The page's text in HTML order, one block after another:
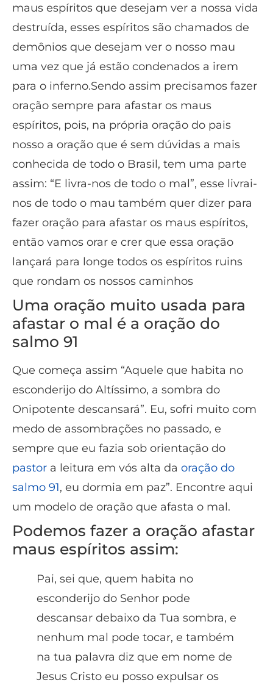
maus espíritos que desejam ver a nossa vida
destruída, esses espíritos são chamados de
demônios que desejam ver o nosso mau
uma vez que já estão condenados a irem
para o inferno.Sendo assim precisamos fazer
oração sempre para afastar os maus
espíritos, pois, na própria oração do pais
nosso a oração que é sem dúvidas a mais
conhecida de todo o Brasil, tem uma parte
assim: “E livra-nos de todo o mal”, esse livrai-
nos de todo o mau também quer dizer para
fazer oração para afastar os maus espíritos,
então vamos orar e crer que essa oração
lançará para longe todos os espíritos ruins
que rondam os nossos caminhos
Uma oração muito usada para
afastar o mal é a oração do
salmo 91
Que começa assim “Aquele que habita no
esconderijo do Altíssimo, a sombra do
Onipotente descansará”. Eu, sofri muito com
medo de assombrações no passado, e
sempre que eu fazia sob orientação do
pastor a leitura em vós alta da oração do
salmo 91, eu dormia em paz”. Encontre aqui
um modelo de oração que afasta o mal.
Podemos fazer a oração afastar
maus espíritos assim:
Pai, sei que, quem habita no
esconderijo do Senhor pode
descansar debaixo da Tua sombra, e
nenhum mal pode tocar, e também
na tua palavra diz que em nome de
Jesus Cristo eu posso expulsar os